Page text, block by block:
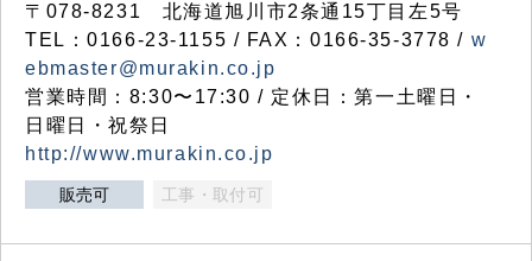
〒078-8231 北海道旭川市2条通15丁目左5号
TEL：0166-23-1155 / FAX：0166-35-3778 / w
ebmaster@murakin.co.jp
営業時間：8:30〜17:30 / 定休日：第一土曜日・
日曜日・祝祭日
http://www.murakin.co.jp
販売可 工事・取付可